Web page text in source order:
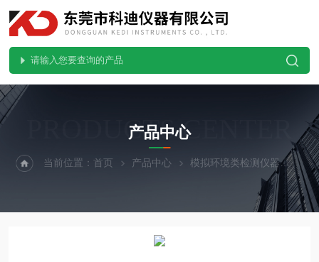
PRODUCTS CENTER
产品中心
当前位置：首页 产品中心 模拟环境类检测仪器 紫